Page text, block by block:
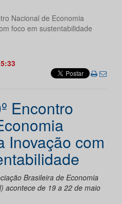
Nacional de Economia
foco em sustentabilidade
Encontro
Inovação com
Brasileira de Economia
acontece de 19 a 22 de maio